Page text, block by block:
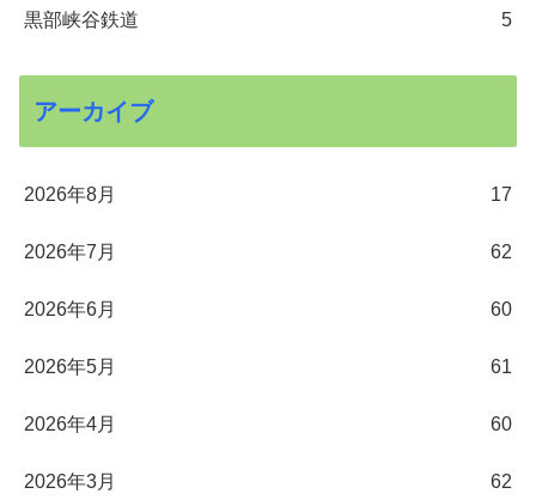
黒部峡谷鉄道 5
アーカイブ
2026年8月 17
2026年7月 62
2026年6月 60
2026年5月 61
2026年4月 60
2026年3月 62